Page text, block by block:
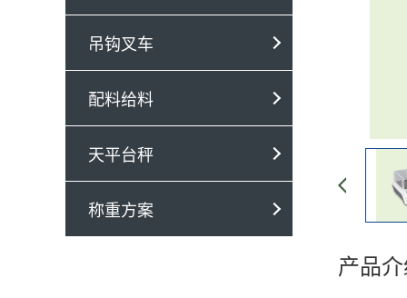
吊钩叉车
配料给料
天平台秤
称重方案
产品